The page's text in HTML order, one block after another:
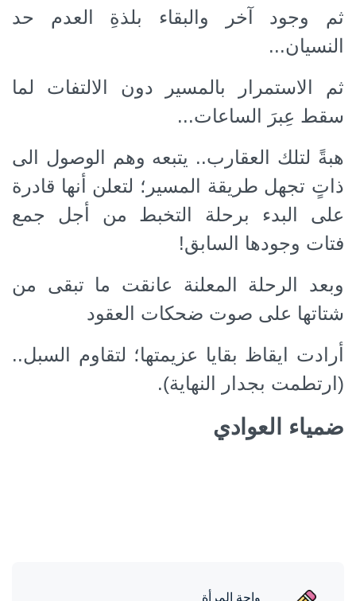
ثم وجود آخر والبقاء بلذةِ العدم حد
النسيان...
ثم الاستمرار بالمسير دون الالتفات لما
سقط عِبرَ الساعات...
هبةً لتلك العقارب.. يتبعه وهم الوصول الى
ذاتٍ تجهل طريقة المسير؛ لتعلن أنها قادرة
على البدء برحلة التخبط من أجل جمع
فتات وجودها السابق!
وبعد الرحلة المعلنة عانقت ما تبقى من
شتاتها على صوت ضحكات العقود
أرادت ايقاظ بقايا عزيمتها؛ لتقاوم السبل..
(ارتطمت بجدار النهاية).
ضمياء العوادي
واحة المرأة